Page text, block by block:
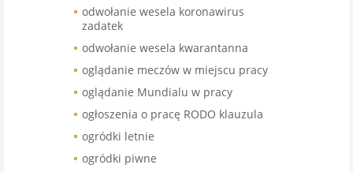
odwołanie wesela koronawirus
zadatek
odwołanie wesela kwarantanna
oglądanie meczów w miejscu pracy
oglądanie Mundialu w pracy
ogłoszenia o pracę RODO klauzula
ogródki letnie
ogródki piwne